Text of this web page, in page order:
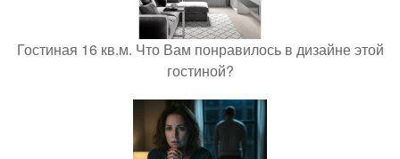
Гостиная 16 кв.м. Что Вам понравилось в дизайне этой
гостиной?